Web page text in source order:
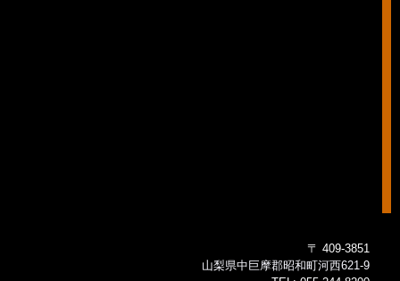
〒 409-3851
山梨県中巨摩郡昭和町河西621-9